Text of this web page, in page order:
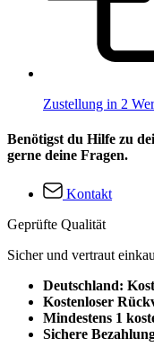
Zustellung in 2
Benötigst du Hilfe zu
gerne deine Fragen.
Kontakt
Geprüfte Qualität
Sicher und vertraut
Deutschland:
Kostenloser
Mindestens 1
Sichere